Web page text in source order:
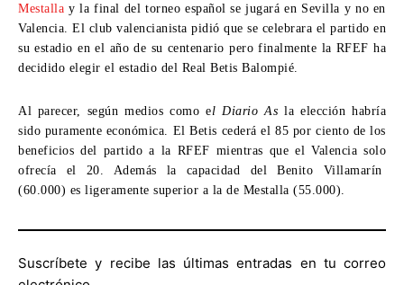
Mestalla y la final del torneo español se jugará en Sevilla y no en
Valencia. El club valencianista pidió que se celebrara el partido en
su estadio en el año de su centenario pero finalmente la RFEF ha
decidido elegir el estadio del Real Betis Balompié
Al parecer, según medios como el Diario As la elección habría
sido puramente económica. El Betis cederá el 85 por ciento de los
beneficios del partido a la RFEF mientras que el Valencia solo
ofrecía el 20. Además la capacidad del Benito Villamarín
(60.000) es ligeramente superior a la de Mestalla (55.000)
Suscríbete y recibe las últimas entradas en tu correo